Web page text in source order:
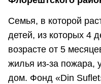
Семья, в которой
детей, из которых 4
возрасте от 5
жилья из-за пожара,
дом. Фонд «Din